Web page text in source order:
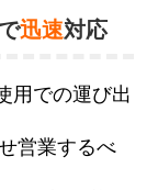
迅速対応
用での運び出
営業するべ